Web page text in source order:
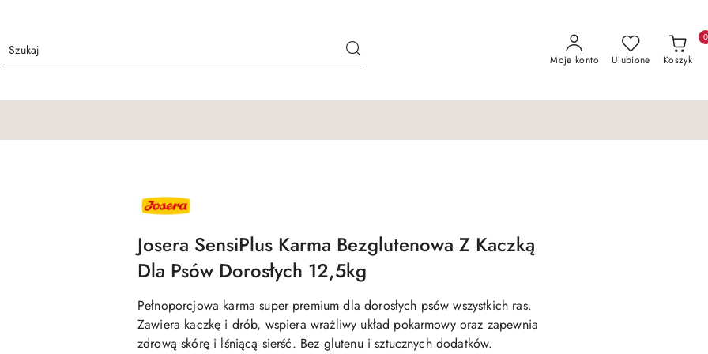
Moje konto Ulubione Koszyk
0
NAZWA
PRODUCENTA:
JOSERA
Josera SensiPlus Karma Bezglutenowa Z Kaczką
Dla Psów Dorosłych 12,5kg
Pełnoporcjowa karma super premium dla dorosłych psów wszystkich ras.
Zawiera kaczkę i drób, wspiera wrażliwy układ pokarmowy oraz zapewnia
zdrową skórę i lśniącą sierść. Bez glutenu i sztucznych dodatków.